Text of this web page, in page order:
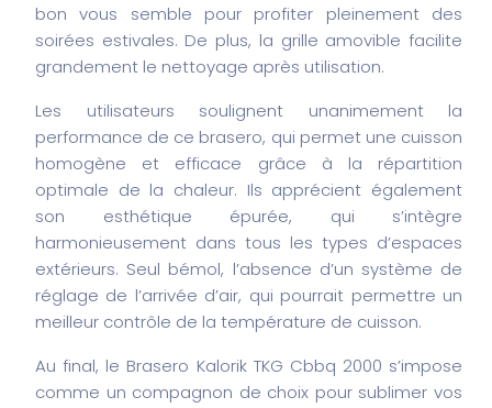
bon vous semble pour profiter pleinement des
soirées estivales. De plus, la grille amovible facilite
grandement le nettoyage après utilisation.
Les utilisateurs soulignent unanimement la
performance de ce brasero, qui permet une cuisson
homogène et efficace grâce à la répartition
optimale de la chaleur. Ils apprécient également
son esthétique épurée, qui s’intègre
harmonieusement dans tous les types d’espaces
extérieurs. Seul bémol, l’absence d’un système de
réglage de l’arrivée d’air, qui pourrait permettre un
meilleur contrôle de la température de cuisson.
Au final, le Brasero Kalorik TKG Cbbq 2000 s’impose
comme un compagnon de choix pour sublimer vos